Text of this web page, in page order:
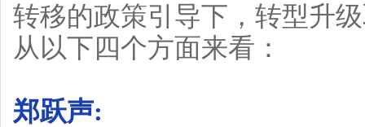
转移的政策引导下，转型升
从以下四个方面来看：
郑跃声: